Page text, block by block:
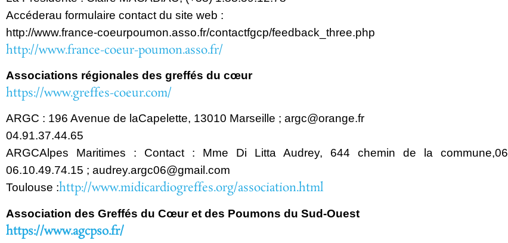
Accéderau formulaire contact du site web :
http://www.france-coeurpoumon.asso.fr/contactfgcp/feedback_three.php
http://www.france-coeur-poumon.asso.fr/
Associations régionales des greffés du cœur
https://www.greffes-coeur.com/
ARGC : 196 Avenue de laCapelette, 13010 Marseille ; argc@orange.fr
04.91.37.44.65
ARGCAlpes Maritimes : Contact : Mme Di Litta Audrey, 644 chemin de la commune,
06.10.49.74.15 ; audrey.argc06@gmail.com
Toulouse :http://www.midicardiogreffes.org/association.html
Association des Greffés du Cœur et des Poumons du Sud-Ouest
https://www.agcpso.fr/